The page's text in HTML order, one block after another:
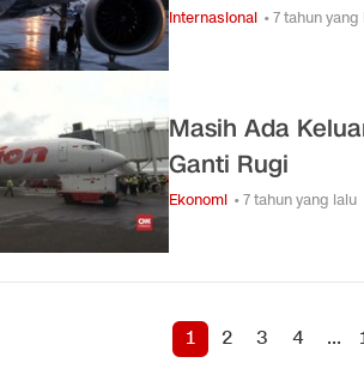
Internasional • 7 tahun yang
Masih Ada
Ganti Rugi
Ekonomi • 7 tahun yang lalu
1 2 3 4 ...